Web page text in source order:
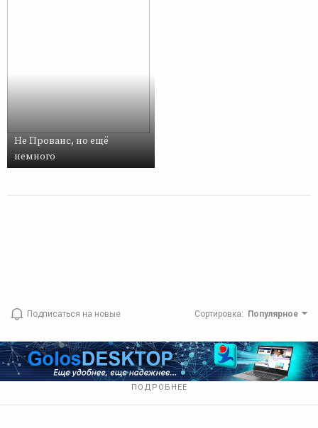
Не Прованс, но ещё
немного
Подписаться на новые Сортировка: Популярное
ПОДРОБНЕЕ